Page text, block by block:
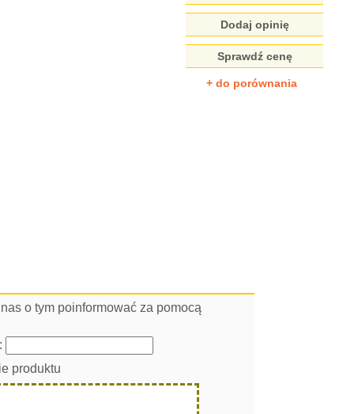
Dodaj opinię
Sprawdź cenę
+ do porównania
o tym poinformować za pomocą
produktu